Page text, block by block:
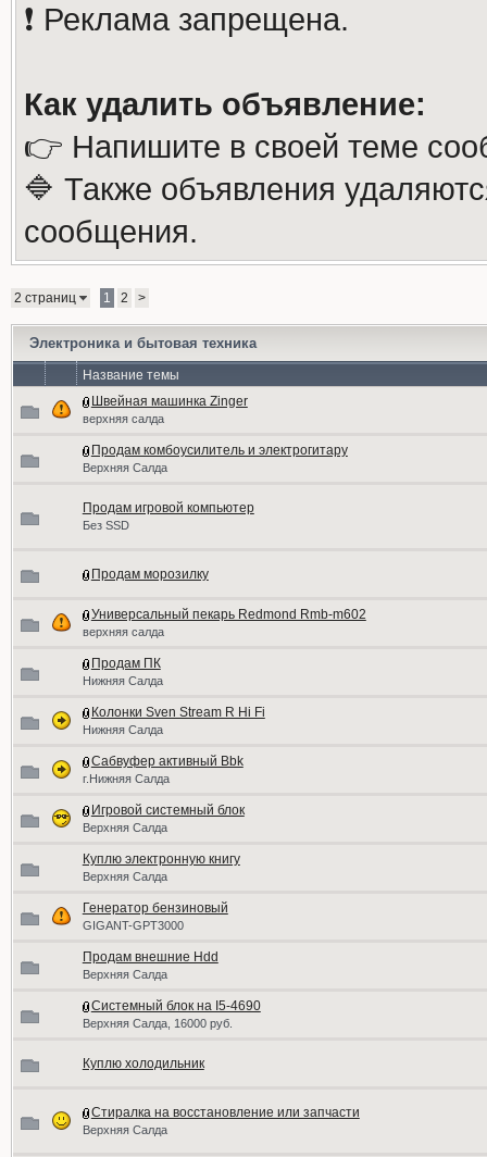
❗️ Реклама запрещена.
Как удалить объявление:
👉 Напишите в своей теме
🔷 Также объявления
сообщения.
2 страниц 1 2 >
Электроника и бытовая техника
Название темы
Швейная машинка Zinger
верхняя салда
Продам комбоусилитель и электрогитару
Верхняя Салда
Продам игровой компьютер
Без SSD
Продам морозилку
Универсальный пекарь Redmond Rmb-m602
верхняя салда
Продам ПК
Нижняя Салда
Колонки Sven Stream R Hi Fi
Нижняя Салда
Сабвуфер активный Bbk
г.Нижняя Салда
Игровой системный блок
Верхняя Салда
Куплю электронную книгу
Верхняя Салда
Генератор бензиновый
GIGANT-GPT3000
Продам внешние Hdd
Верхняя Салда
Системный блок на I5-4690
Верхняя Салда, 16000 руб.
Куплю холодильник
Стиралка на восстановление или запчасти
Верхняя Салда